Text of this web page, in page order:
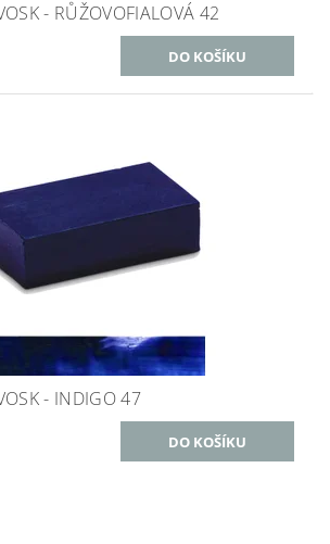
- RŮŽOVOFIALOVÁ 42
- INDIGO 47